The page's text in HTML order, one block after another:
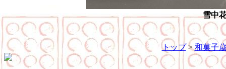
雪中
トップ>和菓子